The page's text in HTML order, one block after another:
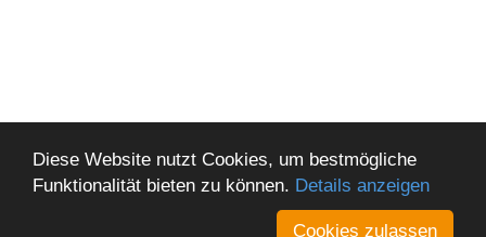
Diese Website nutzt Cookies, um bestmögliche
Funktionalität bieten zu können. Details anzeigen
Cookies zulassen